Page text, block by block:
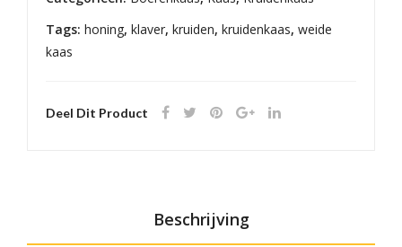
Tags: honing, klaver, kruiden, kruidenkaas, weide
kaas
Deel Dit Product
Beschrijving